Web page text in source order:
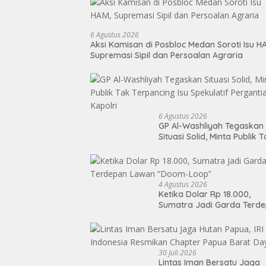
6 Agustus 2026
Aksi Kamisan di Posbloc Medan Soroti Isu
Supremasi Sipil dan Persoalan Agraria
6 Agustus 2026
GP Al-Washliyah Tegaskan
Situasi Solid, Minta Publik
Pergantian Kapolri
4 Agustus 2026
Ketika Dolar Rp 18.000,
Sumatra Jadi Garda
30 Juli 2026
Lintas Iman Bersatu Jaga